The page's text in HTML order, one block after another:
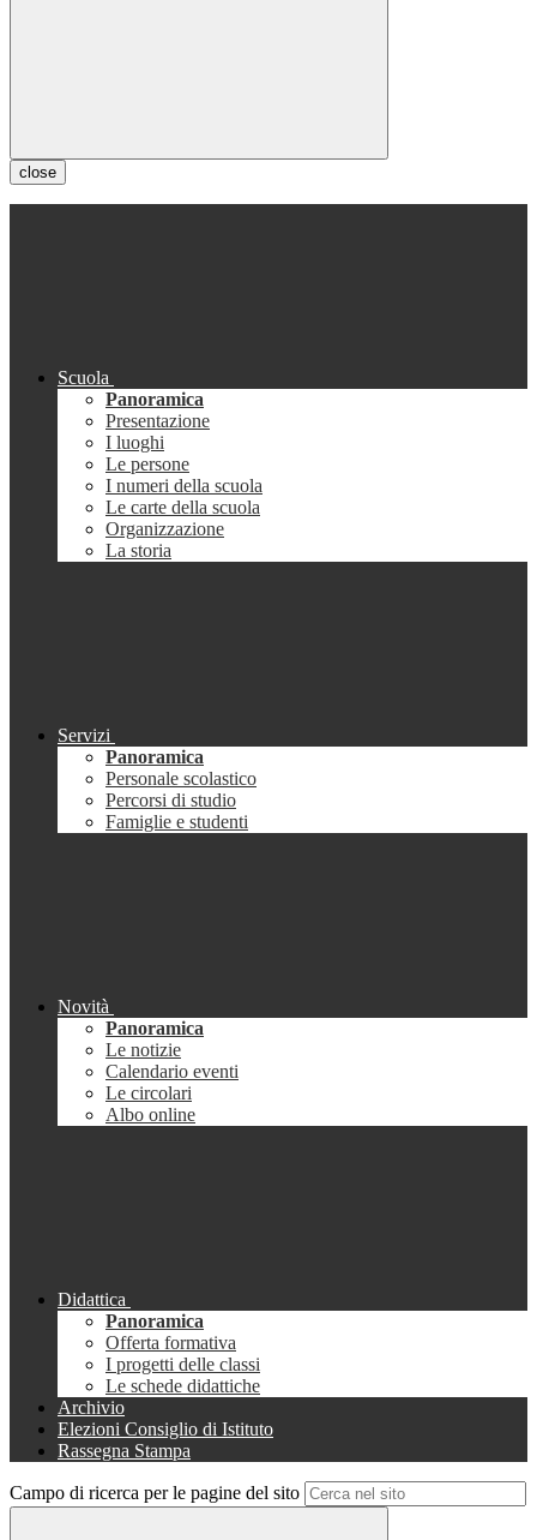
close
Scuola
Panoramica
Presentazione
I luoghi
Le persone
I numeri della scuola
Le carte della scuola
Organizzazione
La storia
Servizi
Panoramica
Personale scolastico
Percorsi di studio
Famiglie e studenti
Novità
Panoramica
Le notizie
Calendario eventi
Le circolari
Albo online
Didattica
Panoramica
Offerta formativa
I progetti delle classi
Le schede didattiche
Archivio
Elezioni Consiglio di Istituto
Rassegna Stampa
Campo di ricerca per le pagine del sito